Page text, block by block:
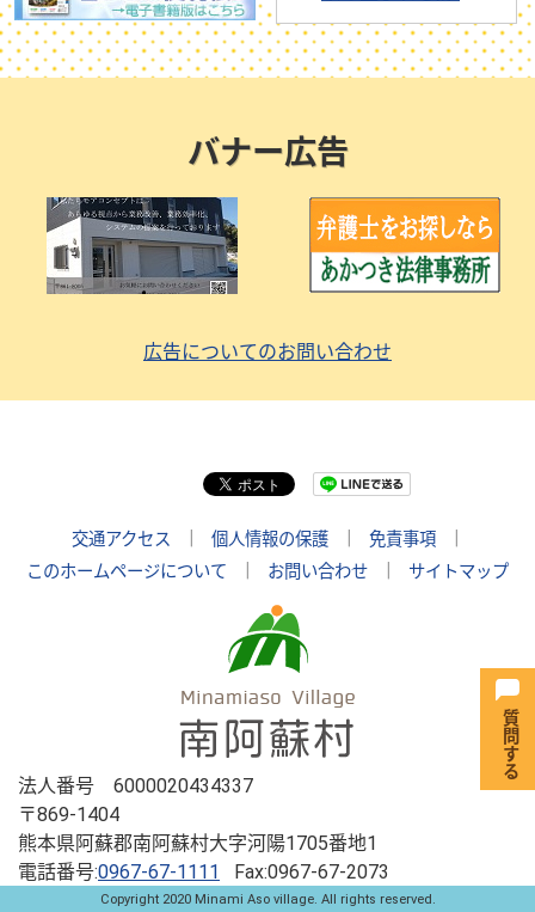
バナー広告
広告についてのお問い合わせ
交通アクセス 個人情報の保護 免責事項
このホームページについて
お問い合わせ サイトマップ
法人番号 6000020434337
〒869-1404
熊本県阿蘇郡南阿蘇村大字河陽1705番地1
電話番号:0967-67-1111 Fax:0967-67-2073
Copyright 2020 Minami Aso village. All rights reserved.